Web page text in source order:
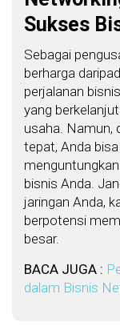
Sukses
Sebagai
berharga
perjalanan
yang
usaha. Namun,
tepat, Anda
bisnis Anda.
jaringan Anda,
berpotensi
besar.
BACA JUGA :
dalam Bisnis